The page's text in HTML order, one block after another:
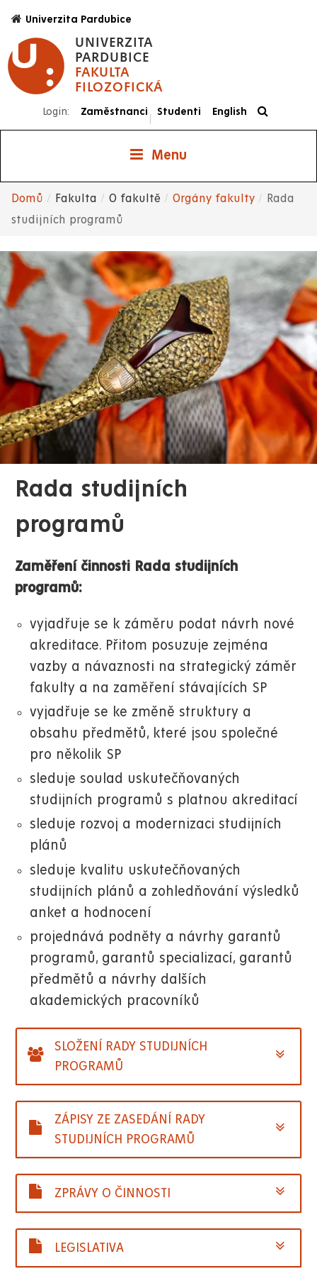
hlavnímu
obsahu
UNIVERZITA
PARDUBICE
FAKULTA
FILOZOFICKÁ
Univerzita Pardubice
Login: Zaměstnanci
|
Studenti English
Menu
Drobečková
navigace
Domů Fakulta O fakultě Orgány fakulty
Rada
studijních programů
Rada studijních
programů
Zaměření činnosti Rada studijních
programů:
vyjadřuje se k záměru podat návrh nové
akreditace. Přitom posuzuje zejména
vazby a návaznosti na strategický záměr
fakulty a na zaměření stávajících SP
vyjadřuje se ke změně struktury a
obsahu předmětů, které jsou společné
pro několik SP
sleduje soulad uskutečňovaných
studijních programů s platnou akreditací
sleduje rozvoj a modernizaci studijních
plánů
sleduje kvalitu uskutečňovaných
studijních plánů a zohledňování výsledků
anket a hodnocení
projednává podněty a návrhy garantů
programů, garantů specializací, garantů
předmětů a návrhy dalších
akademických pracovníků
SLOŽENÍ RADY STUDIJNÍCH
PROGRAMŮ
ZÁPISY ZE ZASEDÁNÍ RADY
STUDIJNÍCH PROGRAMŮ
ZPRÁVY O ČINNOSTI
LEGISLATIVA